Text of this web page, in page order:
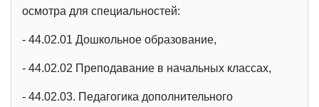
осмотра для специальностей:
- 44.02.01 Дошкольное образование,
- 44.02.02 Преподавание в начальных классах,
- 44.02.03. Педагогика дополнительного